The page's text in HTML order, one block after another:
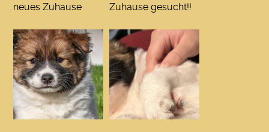
neues Zuhause
Zuhause gesucht!!